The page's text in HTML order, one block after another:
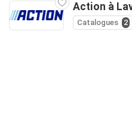
Action à
Catalogues 2